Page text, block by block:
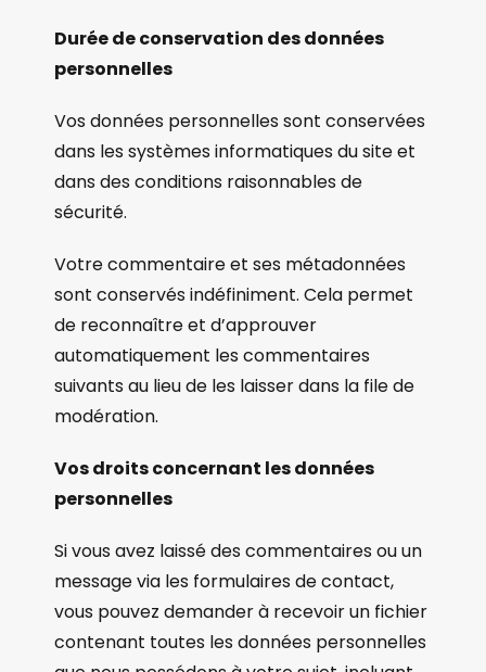
Durée de conservation des données
personnelles
Vos données personnelles sont conservées
dans les systèmes informatiques du site et
dans des conditions raisonnables de
sécurité.
Votre commentaire et ses métadonnées
sont conservés indéfiniment. Cela permet
de reconnaître et d’approuver
automatiquement les commentaires
suivants au lieu de les laisser dans la file de
modération.
Vos droits concernant les données
personnelles
Si vous avez laissé des commentaires ou un
message via les formulaires de contact,
vous pouvez demander à recevoir un fichier
contenant toutes les données personnelles